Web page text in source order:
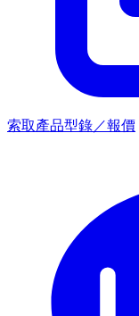
索取產品型錄／報價